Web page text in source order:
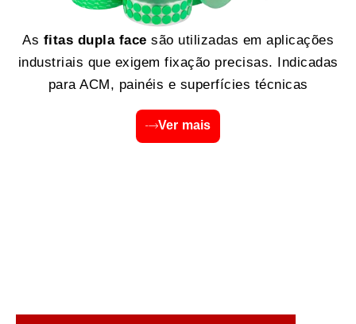
As fitas dupla face são utilizadas em aplicações
industriais que exigem fixação precisas. Indicadas
para ACM, painéis e superfícies técnicas
Ver mais